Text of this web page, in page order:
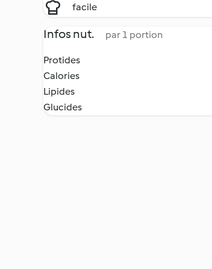
facile
Infos nut. par 1 portion
Protides
Calories
Lipides
Glucides